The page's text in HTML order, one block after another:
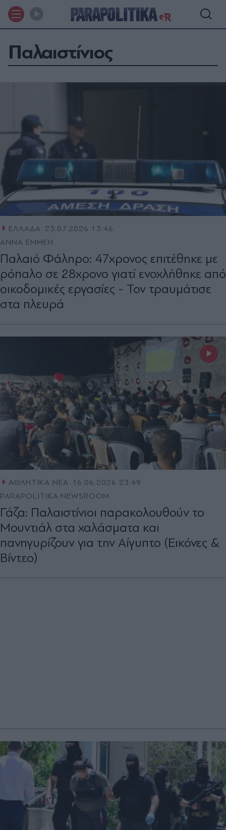
Παλαιστίνιος
ΕΛΛΑΔΑ 23.07.2026 13:46
ΑΝΝΑ ΕΜΜΕΗ
Παλαιό Φάληρο: 47χρονος επιτέθηκε με
ρόπαλο σε 28χρονο γιατί ενοχλήθηκε από
οικοδομικές εργασίες - Τον τραυμάτισε
στα πλευρά
ΑΘΛΗΤΙΚΑ ΝΕΑ 16.06.2026 23:49
PARAPOLITIKA NEWSROOM
Γάζα: Παλαιστίνιοι παρακολουθούν το
Μουντιάλ στα χαλάσματα και
πανηγυρίζουν για την Αίγυπτο (Εικόνες &
Βίντεο)